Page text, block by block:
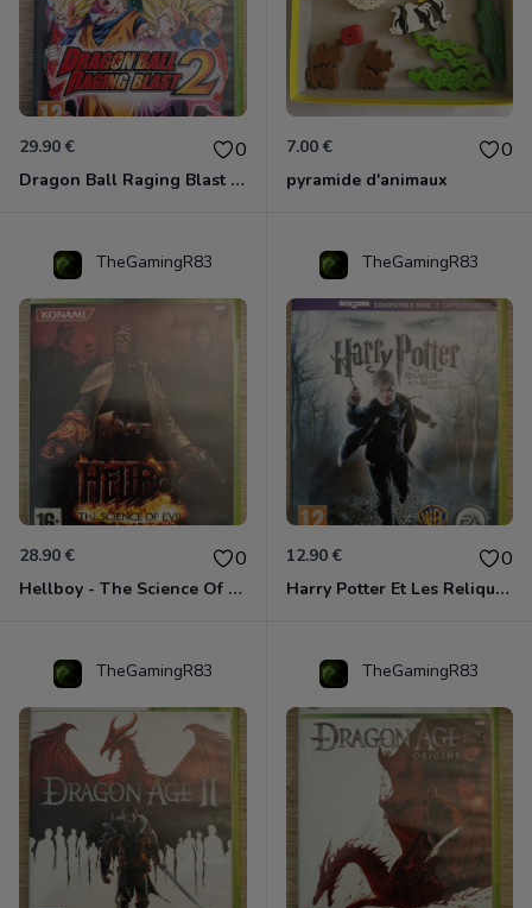
29.90 € 0
Dragon Ball Raging Blast 2 Xbox 360
7.00 € 0
pyramide d'animaux
TheGamingR83
28.90 € 0
Hellboy - The Science Of Evil Xbox 360
TheGamingR83
12.90 € 0
Harry Potter Et Les Reliques De La Mort - 1ère Partie Xbox 360
TheGamingR83 TheGamingR83